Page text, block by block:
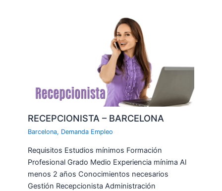
RECEPCIONISTA – BARCELONA
Barcelona, Demanda Empleo
Requisitos Estudios mínimos Formación
Profesional Grado Medio Experiencia mínima Al
menos 2 años Conocimientos necesarios
Gestión Recepcionista Administración